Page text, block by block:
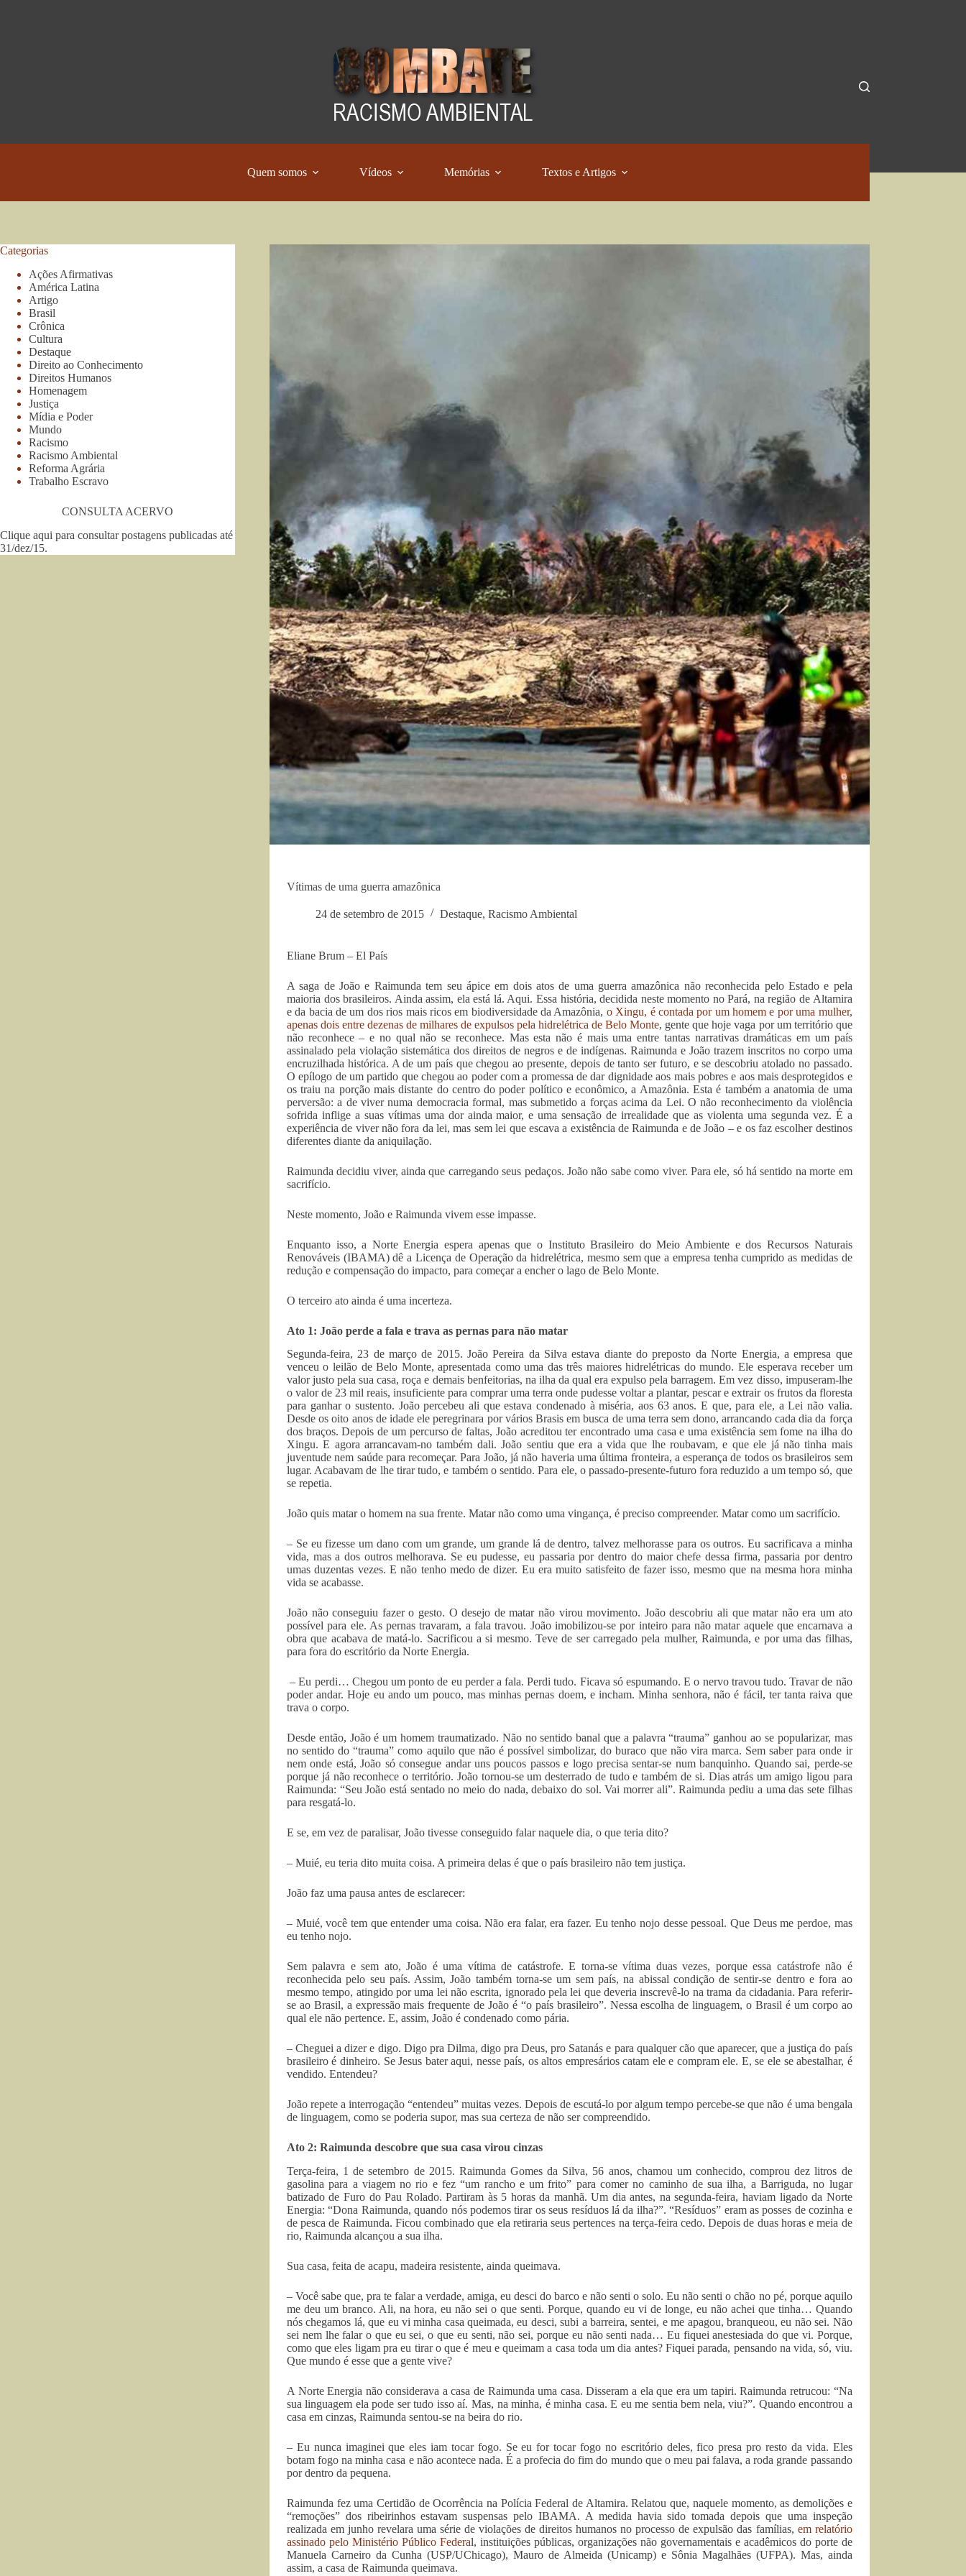
Quem somos Vídeos Memórias Textos e Artigos
Vítimas de uma guerra amazônica
24 de setembro de 2015 Destaque, Racismo Ambiental
Eliane Brum – El País
A saga de João e Raimunda tem seu ápice em dois atos de uma guerra amazônica não reconhecida pelo Estado e pela
maioria dos brasileiros. Ainda assim, ela está lá. Aqui. Essa história, decidida neste momento no Pará, na região de Altamira
e da bacia de um dos rios mais ricos em biodiversidade da Amazônia, o Xingu, é contada por um homem e por uma mulher,
apenas dois entre dezenas de milhares de expulsos pela hidrelétrica de Belo Monte, gente que hoje vaga por um território que
não reconhece – e no qual não se reconhece. Mas esta não é mais uma entre tantas narrativas dramáticas em um país
assinalado pela violação sistemática dos direitos de negros e de indígenas. Raimunda e João trazem inscritos no corpo uma
encruzilhada histórica. A de um país que chegou ao presente, depois de tanto ser futuro, e se descobriu atolado no passado.
O epílogo de um partido que chegou ao poder com a promessa de dar dignidade aos mais pobres e aos mais desprotegidos e
os traiu na porção mais distante do centro do poder político e econômico, a Amazônia. Esta é também a anatomia de uma
perversão: a de viver numa democracia formal, mas submetido a forças acima da Lei. O não reconhecimento da violência
sofrida inflige a suas vítimas uma dor ainda maior, e uma sensação de irrealidade que as violenta uma segunda vez. É a
experiência de viver não fora da lei, mas sem lei que escava a existência de Raimunda e de João – e os faz escolher destinos
diferentes diante da aniquilação.
Raimunda decidiu viver, ainda que carregando seus pedaços. João não sabe como viver. Para ele, só há sentido na morte em
sacrifício.
Neste momento, João e Raimunda vivem esse impasse.
Enquanto isso, a Norte Energia espera apenas que o Instituto Brasileiro do Meio Ambiente e dos Recursos Naturais
Renováveis (IBAMA) dê a Licença de Operação da hidrelétrica, mesmo sem que a empresa tenha cumprido as medidas de
redução e compensação do impacto, para começar a encher o lago de Belo Monte.
O terceiro ato ainda é uma incerteza.
Ato 1: João perde a fala e trava as pernas para não matar
Segunda-feira, 23 de março de 2015. João Pereira da Silva estava diante do preposto da Norte Energia, a empresa que
venceu o leilão de Belo Monte, apresentada como uma das três maiores hidrelétricas do mundo. Ele esperava receber um
valor justo pela sua casa, roça e demais benfeitorias, na ilha da qual era expulso pela barragem. Em vez disso, impuseram-lhe
o valor de 23 mil reais, insuficiente para comprar uma terra onde pudesse voltar a plantar, pescar e extrair os frutos da floresta
para ganhar o sustento. João percebeu ali que estava condenado à miséria, aos 63 anos. E que, para ele, a Lei não valia.
Desde os oito anos de idade ele peregrinara por vários Brasis em busca de uma terra sem dono, arrancando cada dia da força
dos braços. Depois de um percurso de faltas, João acreditou ter encontrado uma casa e uma existência sem fome na ilha do
Xingu. E agora arrancavam-no também dali. João sentiu que era a vida que lhe roubavam, e que ele já não tinha mais
juventude nem saúde para recomeçar. Para João, já não haveria uma última fronteira, a esperança de todos os brasileiros sem
lugar. Acabavam de lhe tirar tudo, e também o sentido. Para ele, o passado-presente-futuro fora reduzido a um tempo só, que
se repetia.
João quis matar o homem na sua frente. Matar não como uma vingança, é preciso compreender. Matar como um sacrifício.
– Se eu fizesse um dano com um grande, um grande lá de dentro, talvez melhorasse para os outros. Eu sacrificava a minha
vida, mas a dos outros melhorava. Se eu pudesse, eu passaria por dentro do maior chefe dessa firma, passaria por dentro
umas duzentas vezes. E não tenho medo de dizer. Eu era muito satisfeito de fazer isso, mesmo que na mesma hora minha
vida se acabasse.
João não conseguiu fazer o gesto. O desejo de matar não virou movimento. João descobriu ali que matar não era um ato
possível para ele. As pernas travaram, a fala travou. João imobilizou-se por inteiro para não matar aquele que encarnava a
obra que acabava de matá-lo. Sacrificou a si mesmo. Teve de ser carregado pela mulher, Raimunda, e por uma das filhas,
para fora do escritório da Norte Energia.
– Eu perdi… Chegou um ponto de eu perder a fala. Perdi tudo. Ficava só espumando. E o nervo travou tudo. Travar de não
poder andar. Hoje eu ando um pouco, mas minhas pernas doem, e incham. Minha senhora, não é fácil, ter tanta raiva que
trava o corpo.
Desde então, João é um homem traumatizado. Não no sentido banal que a palavra “trauma” ganhou ao se popularizar, mas
no sentido do “trauma” como aquilo que não é possível simbolizar, do buraco que não vira marca. Sem saber para onde ir
nem onde está, João só consegue andar uns poucos passos e logo precisa sentar-se num banquinho. Quando sai, perde-se
porque já não reconhece o território. João tornou-se um desterrado de tudo e também de si. Dias atrás um amigo ligou para
Raimunda: “Seu João está sentado no meio do nada, debaixo do sol. Vai morrer ali”. Raimunda pediu a uma das sete filhas
para resgatá-lo.
E se, em vez de paralisar, João tivesse conseguido falar naquele dia, o que teria dito?
– Muié, eu teria dito muita coisa. A primeira delas é que o país brasileiro não tem justiça.
João faz uma pausa antes de esclarecer:
– Muié, você tem que entender uma coisa. Não era falar, era fazer. Eu tenho nojo desse pessoal. Que Deus me perdoe, mas
eu tenho nojo.
Sem palavra e sem ato, João é uma vítima de catástrofe. E torna-se vítima duas vezes, porque essa catástrofe não é
reconhecida pelo seu país. Assim, João também torna-se um sem país, na abissal condição de sentir-se dentro e fora ao
mesmo tempo, atingido por uma lei não escrita, ignorado pela lei que deveria inscrevê-lo na trama da cidadania. Para referir-
se ao Brasil, a expressão mais frequente de João é “o país brasileiro”. Nessa escolha de linguagem, o Brasil é um corpo ao
qual ele não pertence. E, assim, João é condenado como pária.
– Cheguei a dizer e digo. Digo pra Dilma, digo pra Deus, pro Satanás e para qualquer cão que aparecer, que a justiça do país
brasileiro é dinheiro. Se Jesus bater aqui, nesse país, os altos empresários catam ele e compram ele. E, se ele se abestalhar, é
vendido. Entendeu?
João repete a interrogação “entendeu” muitas vezes. Depois de escutá-lo por algum tempo percebe-se que não é uma bengala
de linguagem, como se poderia supor, mas sua certeza de não ser compreendido.
Ato 2: Raimunda descobre que sua casa virou cinzas
Terça-feira, 1 de setembro de 2015. Raimunda Gomes da Silva, 56 anos, chamou um conhecido, comprou dez litros de
gasolina para a viagem no rio e fez “um rancho e um frito” para comer no caminho de sua ilha, a Barriguda, no lugar
batizado de Furo do Pau Rolado. Partiram às 5 horas da manhã. Um dia antes, na segunda-feira, haviam ligado da Norte
Energia: “Dona Raimunda, quando nós podemos tirar os seus resíduos lá da ilha?”. “Resíduos” eram as posses de cozinha e
de pesca de Raimunda. Ficou combinado que ela retiraria seus pertences na terça-feira cedo. Depois de duas horas e meia de
rio, Raimunda alcançou a sua ilha.
Sua casa, feita de acapu, madeira resistente, ainda queimava.
– Você sabe que, pra te falar a verdade, amiga, eu desci do barco e não senti o solo. Eu não senti o chão no pé, porque aquilo
me deu um branco. Ali, na hora, eu não sei o que senti. Porque, quando eu vi de longe, eu não achei que tinha… Quando
nós chegamos lá, que eu vi minha casa queimada, eu desci, subi a barreira, sentei, e me apagou, branqueou, eu não sei. Não
sei nem lhe falar o que eu sei, o que eu senti, não sei, porque eu não senti nada… Eu fiquei anestesiada do que vi. Porque,
como que eles ligam pra eu tirar o que é meu e queimam a casa toda um dia antes? Fiquei parada, pensando na vida, só, viu.
Que mundo é esse que a gente vive?
A Norte Energia não considerava a casa de Raimunda uma casa. Disseram a ela que era um tapiri. Raimunda retrucou: “Na
sua linguagem ela pode ser tudo isso aí. Mas, na minha, é minha casa. E eu me sentia bem nela, viu?”. Quando encontrou a
casa em cinzas, Raimunda sentou-se na beira do rio.
– Eu nunca imaginei que eles iam tocar fogo. Se eu for tocar fogo no escritório deles, fico presa pro resto da vida. Eles
botam fogo na minha casa e não acontece nada. É a profecia do fim do mundo que o meu pai falava, a roda grande passando
por dentro da pequena.
Raimunda fez uma Certidão de Ocorrência na Polícia Federal de Altamira. Relatou que, naquele momento, as demolições e
“remoções” dos ribeirinhos estavam suspensas pelo IBAMA. A medida havia sido tomada depois que uma inspeção
realizada em junho revelara uma série de violações de direitos humanos no processo de expulsão das famílias, em relatório
assinado pelo Ministério Público Federal, instituições públicas, organizações não governamentais e acadêmicos do porte de
Manuela Carneiro da Cunha (USP/UChicago), Mauro de Almeida (Unicamp) e Sônia Magalhães (UFPA). Mas, ainda
assim, a casa de Raimunda queimava.
Categorias
Ações Afirmativas
América Latina
Artigo
Brasil
Crônica
Cultura
Destaque
Direito ao Conhecimento
Direitos Humanos
Homenagem
Justiça
Mídia e Poder
Mundo
Racismo
Racismo Ambiental
Reforma Agrária
Trabalho Escravo
CONSULTA ACERVO
Clique aqui para consultar postagens publicadas até
31/dez/15.